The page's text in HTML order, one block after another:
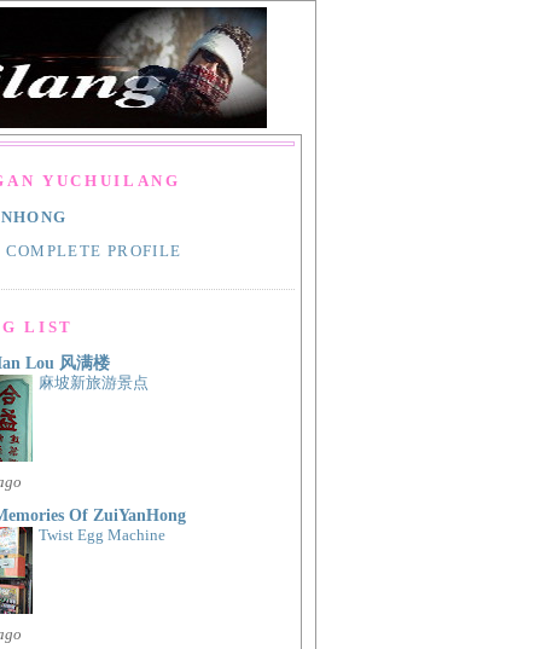
YUCHUILANG
PROFILE
LIST
Lou 风满楼
麻坡新旅游景点
Of ZuiYanHong
Twist Egg Machine